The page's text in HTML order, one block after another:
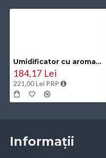
Umidificator cu aromaterapie, Naimeed D6035, Vulcan, Alb, 147x130x147mm
184,17 Lei
221,00 Lei PRP
Informații